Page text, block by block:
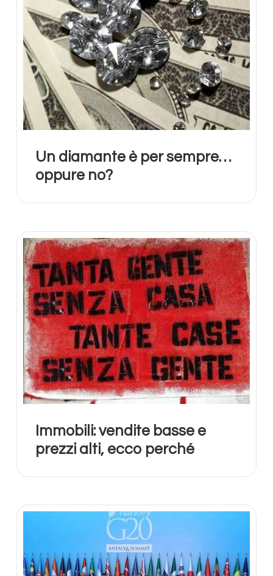
Un diamante è per sempre…
oppure no?
Immobili: vendite basse e
prezzi alti, ecco perché